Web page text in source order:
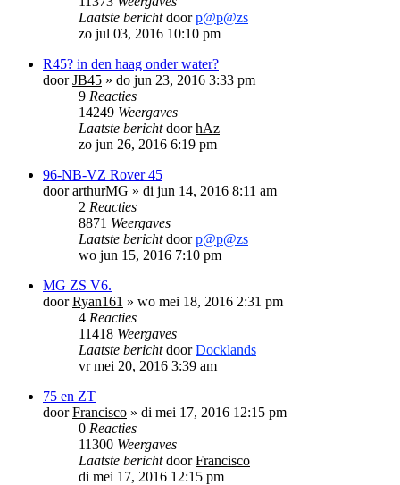
Laatste berichtdoorp@p@zs
zo jul 03, 2016 10:10 pm
R45? in den haag onder water?
doorJB45 » do jun 23, 2016 3:33 pm
9 Reacties
14249 Weergaves
Laatste berichtdoorhAz
zo jun 26, 2016 6:19 pm
96-NB-VZ Rover 45
doorarthurMG » di jun 14, 2016 8:11 am
2 Reacties
8871 Weergaves
Laatste berichtdoorp@p@zs
wo jun 15, 2016 7:10 pm
MG ZS V6.
doorRyan161 » wo mei 18, 2016 2:31 pm
4 Reacties
11418 Weergaves
Laatste berichtdoorDocklands
vr mei 20, 2016 3:39 am
75 en ZT
doorFrancisco » di mei 17, 2016 12:15 pm
0 Reacties
11300 Weergaves
Laatste berichtdoorFrancisco
di mei 17, 2016 12:15 pm